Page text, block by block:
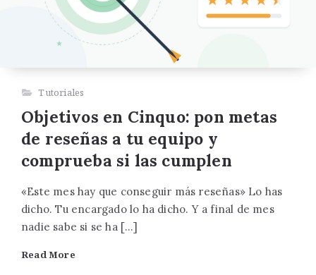
Tutoriales
Objetivos en Cinquo: pon metas
de reseñas a tu equipo y
comprueba si las cumplen
«Este mes hay que conseguir más reseñas» Lo has
dicho. Tu encargado lo ha dicho. Y a final de mes
nadie sabe si se ha […]
Read More